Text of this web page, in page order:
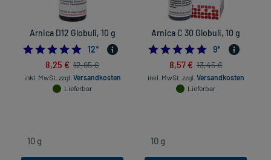
Arnica D12 Globuli, 10 g
5.0
12*
8,25 € 12,95 €
inkl. MwSt. zzgl. Versandkosten
Lieferbar
Arnica C 30 Globuli, 10 g
9*
8,57 € 13,45 €
inkl. MwSt. zzgl. Versandkosten
Lieferbar